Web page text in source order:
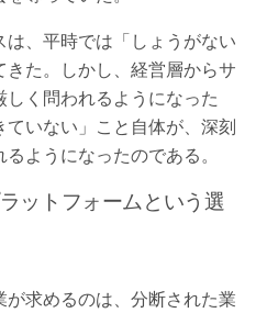
、平時では「しょうがない
た。しかし、経営層からサ
く問われるようになった
いない」こと自体が、深刻
ようになったのである。
ットフォームという選
求めるのは、分断された業